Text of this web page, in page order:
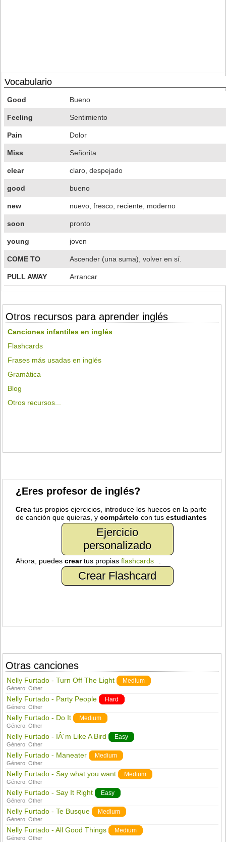
Vocabulario
Good Bueno
Feeling Sentimiento
Pain Dolor
Miss Señorita
clear claro, despejado
good bueno
new nuevo, fresco, reciente, moderno
soon pronto
young joven
COME TO Ascender (una suma), volver en sí.
PULL AWAY Arrancar
Otros recursos para aprender inglés
Canciones infantiles en inglés
Flashcards
Frases más usadas en inglés
Gramática
Blog
Otros recursos...
¿Eres profesor de inglés?
Crea tus propios ejercicios, introduce los huecos en la parte
de canción que quieras, ycompártelo con tusestudiantes
Ejercicio
personalizado
Ahora, puedescreartus propiasflashcards
Crear Flashcard
Otras canciones
Nelly Furtado - Turn Off The Light Medium
Género:Other
Nelly Furtado - Party People Hard
Género:Other
Nelly Furtado - Do It Medium
Género:Other
Nelly Furtado - IÂ´m Like A Bird Easy
Género:Other
Nelly Furtado - Maneater Medium
Género:Other
Nelly Furtado - Say what you want Medium
Género:Other
Nelly Furtado - Say It Right Easy
Género:Other
Nelly Furtado - Te Busque Medium
Género:Other
Nelly Furtado - All Good Things Medium
Género:Other